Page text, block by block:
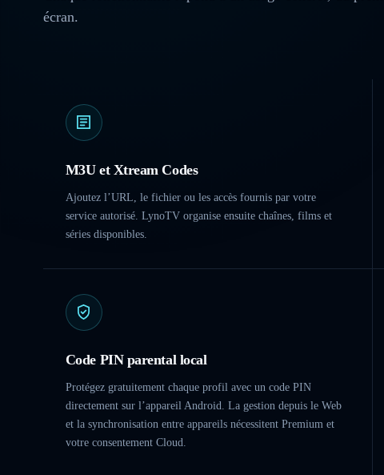
écran.
M3U et Xtream Codes
Ajoutez l’URL, le fichier ou les accès fournis par votre
service autorisé. LynoTV organise ensuite chaînes, films et
séries disponibles.
Code PIN parental local
Protégez gratuitement chaque profil avec un code PIN
directement sur l’appareil Android. La gestion depuis le Web
et la synchronisation entre appareils nécessitent Premium et
votre consentement Cloud.